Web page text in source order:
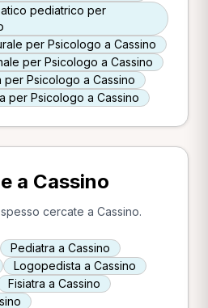
pediatrico per
per Psicologo a Cassino
per Psicologo a Cassino
per Psicologo a Cassino
per Psicologo a Cassino
a Cassino
cercate a Cassino.
Pediatra a Cassino
Logopedista a Cassino
Fisiatra a Cassino